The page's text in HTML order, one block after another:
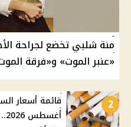
منة شلبي تخضع لجراحة
«عنبر الموت» و«فرقة
2